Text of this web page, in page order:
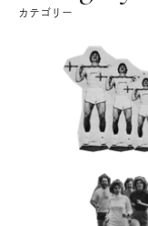
カテゴリー